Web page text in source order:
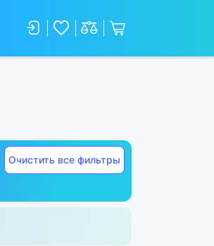
Очистить все фильтры